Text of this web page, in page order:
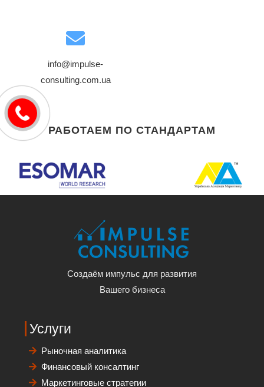
info@impulse-
consulting.com.ua
РАБОТАЕМ ПО СТАНДАРТАМ
Создаём импульс для развития
Вашего бизнеса
Услуги
Рыночная аналитика
Финансовый консалтинг
Маркетинговые стратегии